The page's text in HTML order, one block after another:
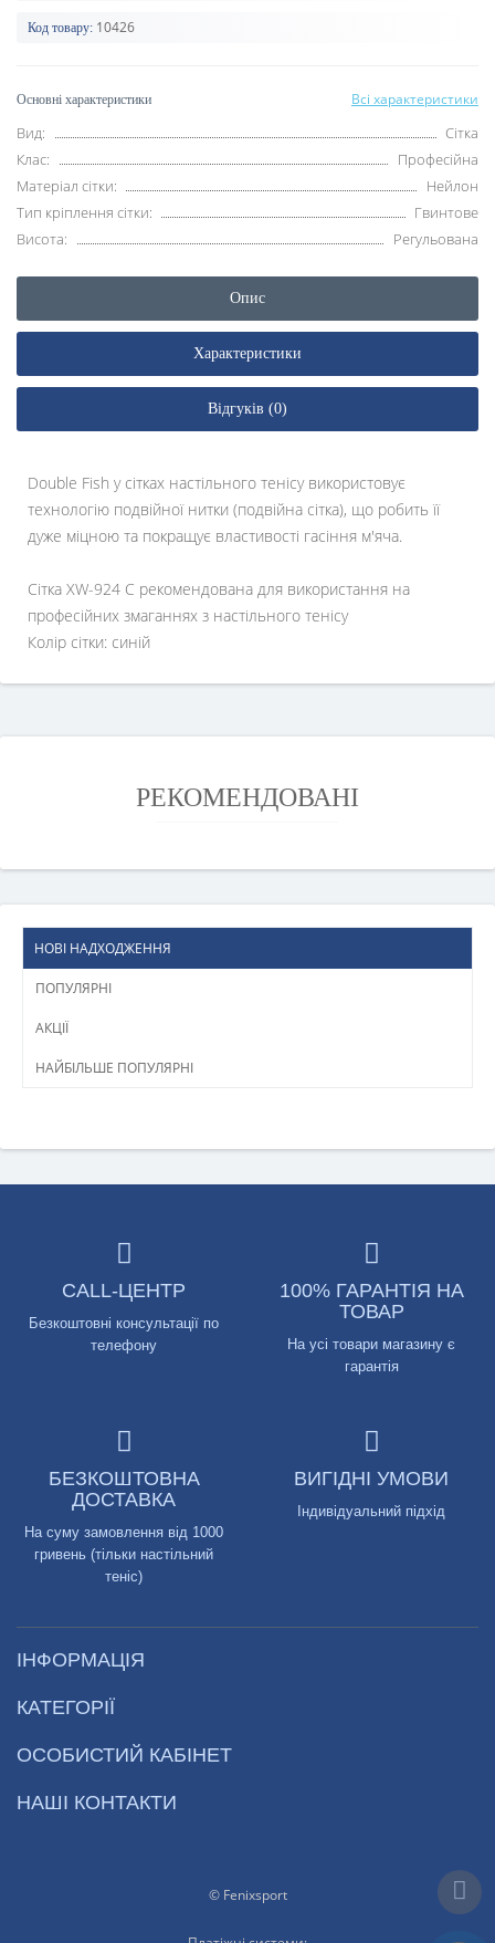
Код товару: 10426
Основні характеристики Всі характеристики
Вид:
Сітка
Клас:
Професійна
Матеріал сітки:
Нейлон
Тип кріплення сітки:
Гвинтове
Висота:
Регульована
Опис
Характеристики
Відгуків (0)
Double Fish у сітках настільного тенісу використовує
технологію подвійної нитки (подвійна сітка), що робить її
дуже міцною та покращує властивості гасіння м'яча.
Сітка XW-924 C рекомендована для використання на
професійних змаганнях з настільного тенісу
Колір сітки: синій
РЕКОМЕНДОВАНІ
НОВІ НАДХОДЖЕННЯ
ПОПУЛЯРНІ
АКЦІЇ
НАЙБІЛЬШЕ ПОПУЛЯРНІ
CALL-ЦЕНТР
Безкоштовні консультації по
телефону
100% ГАРАНТІЯ НА
ТОВАР
На усі товари магазину є
гарантія
БЕЗКОШТОВНА
ДОСТАВКА
На суму замовлення від 1000
гривень (тільки настільний
теніс)
ВИГІДНІ УМОВИ
Індивідуальний підхід
ІНФОРМАЦІЯ
КАТЕГОРІЇ
ОСОБИСТИЙ КАБІНЕТ
НАШІ КОНТАКТИ
© Fenixsport